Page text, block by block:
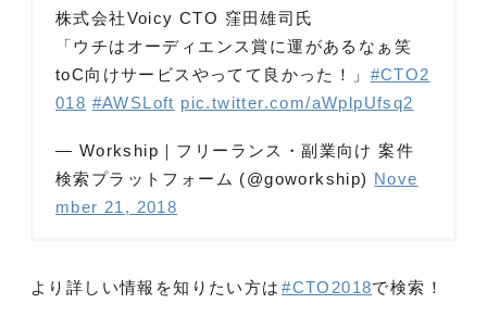
株式会社Voicy CTO 窪田雄司氏
「ウチはオーディエンス賞に運があるなぁ笑
toC向けサービスやってて良かった！」 #CTO2
018 #AWSLoft pic.twitter.com/aWplpUfsq2
— Workship｜フリーランス・副業向け 案件
検索プラットフォーム (@goworkship) Nove
mber 21, 2018
より詳しい情報を知りたい方は #CTO2018で検索！